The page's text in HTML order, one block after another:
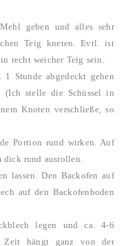
geben und alles sehr
Teig kneten.Evtl. ist
recht weicher Teig sein.
Stunde abgedeckt gehen
(Ich stelle die Schüssel in
Knoten verschließe, so
Portion rund wirken. Auf
dick rund ausrollen.
lassen.Den Backofen auf
auf den Backofenboden
legen und ca. 4-6
Zeit hängt ganz von der